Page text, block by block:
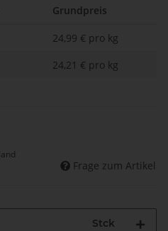
Grundpreis
24,99 € pro kg
24,21 € pro kg
Frage zum Artikel
Stck